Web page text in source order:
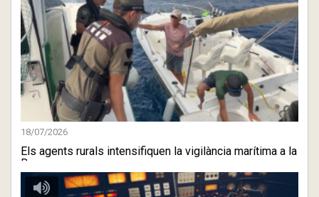
18/07/2026
Els agents rurals intensifiquen la vigilància marítima a la
B ...